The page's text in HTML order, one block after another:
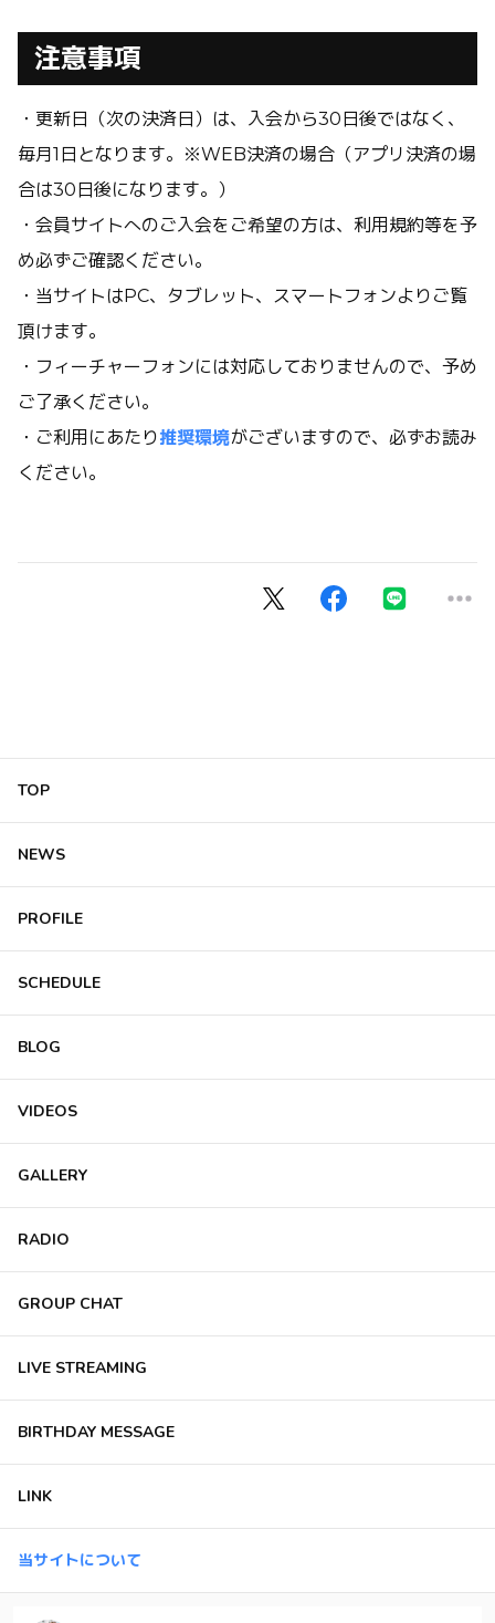
注意事項
・更新日（次の決済日）は、入会から30日後ではなく、
毎月1日となります。※WEB決済の場合（アプリ決済の場
合は30日後になります。）
・会員サイトへのご入会をご希望の方は、利用規約等を予
め必ずご確認ください。
・当サイトはPC、タブレット、スマートフォンよりご覧
頂けます。
・フィーチャーフォンには対応しておりませんので、予め
ご了承ください。
・ご利用にあたり推奨環境がございますので、必ずお読み
ください。
TOP
NEWS
PROFILE
SCHEDULE
BLOG
VIDEOS
GALLERY
RADIO
GROUP CHAT
LIVE STREAMING
BIRTHDAY MESSAGE
LINK
当サイトについて